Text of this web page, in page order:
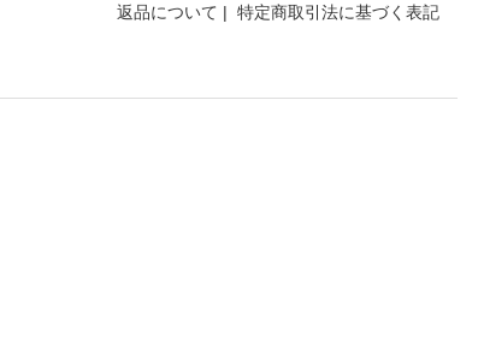
返品について | 特定商取引法に基づく表記